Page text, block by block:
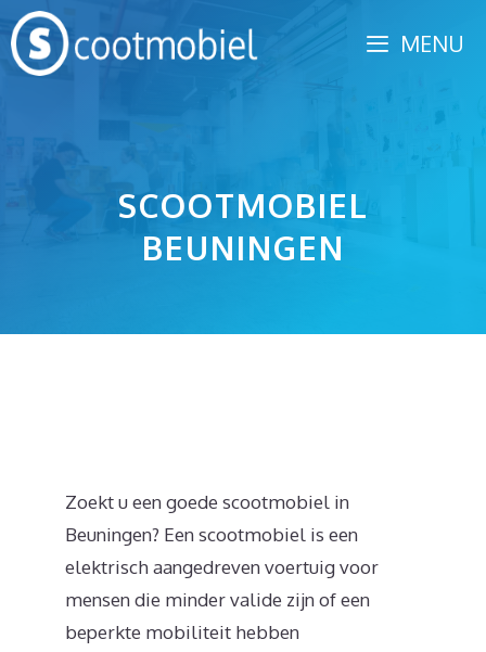
Spring
naar
inhoud
MENU
SCOOTMOBIEL
BEUNINGEN
Zoekt u een goede scootmobiel in
Beuningen? Een scootmobiel is een
elektrisch aangedreven voertuig voor
mensen die minder valide zijn of een
beperkte mobiliteit hebben